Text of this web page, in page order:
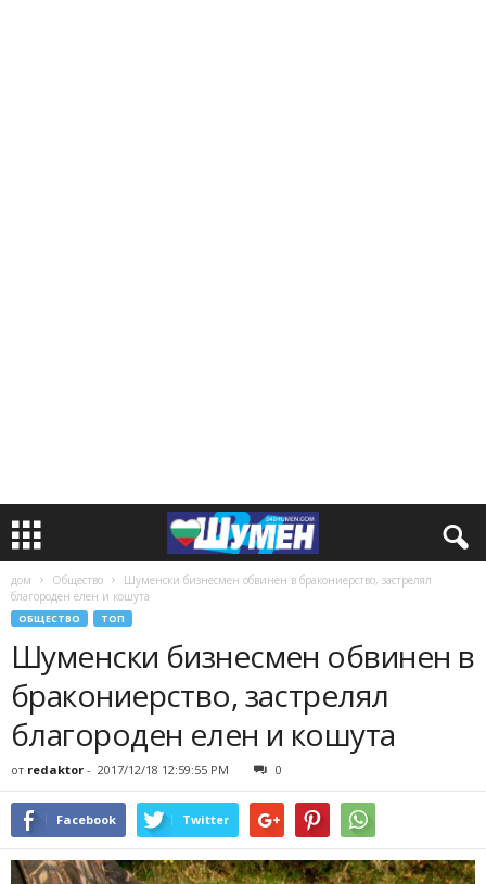
дом Общество
Шуменски бизнесмен обвинен в бракониерство, застрелял
благороден елен и кошута
ОБЩЕСТВО ТОП
Шуменски бизнесмен обвинен в
бракониерство, застрелял
благороден елен и кошута
от redaktor - 2017/12/18 12:59:55 PM 0
Facebook Twitter